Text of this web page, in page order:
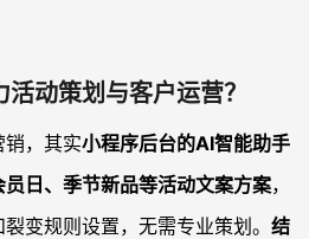
动策划与客户运营？
，其实小程序后台的AI智能助手
员日、季节新品等活动文案方案，
变规则设置，无需专业策划。 结